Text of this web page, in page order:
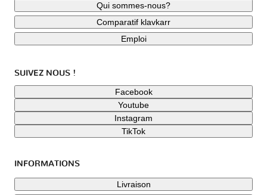
Qui sommes-nous?
Comparatif klavkarr
Emploi
SUIVEZ NOUS !
Facebook
Youtube
Instagram
TikTok
INFORMATIONS
Livraison